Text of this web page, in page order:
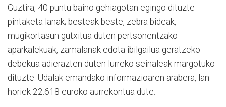
Guztira, 40 puntu baino gehiagotan egingo dituzte
pintaketa lanak; besteak beste, zebra bideak,
mugikortasun gutxitua duten pertsonentzako
aparkalekuak, zamalanak edota ibilgailua geratzeko
debekua adierazten duten lurreko seinaleak margotuko
dituzte. Udalak emandako informazioaren arabera, lan
horiek 22.618 euroko aurrekontua dute.